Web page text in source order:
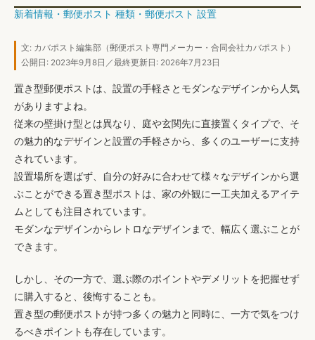
新着情報 ・ 郵便ポスト 種類 ・ 郵便ポスト 設置
文: カバポスト編集部（郵便ポスト専門メーカー・合同会社カバポスト）
公開日: 2023年9月8日／最終更新日: 2026年7月23日
置き型郵便ポストは、設置の手軽さとモダンなデザインから人気
がありますよね。
従来の壁掛け型とは異なり、庭や玄関先に直接置くタイプで、そ
の魅力的なデザインと設置の手軽さから、多くのユーザーに支持
されています。
設置場所を選ばず、自分の好みに合わせて様々なデザインから選
ぶことができる置き型ポストは、家の外観に一工夫加えるアイテ
ムとしても注目されています。
モダンなデザインからレトロなデザインまで、幅広く選ぶことが
できます。
しかし、その一方で、選ぶ際のポイントやデメリットを把握せず
に購入すると、後悔することも。
置き型の郵便ポストが持つ多くの魅力と同時に、一方で気をつけ
るべきポイントも存在しています。